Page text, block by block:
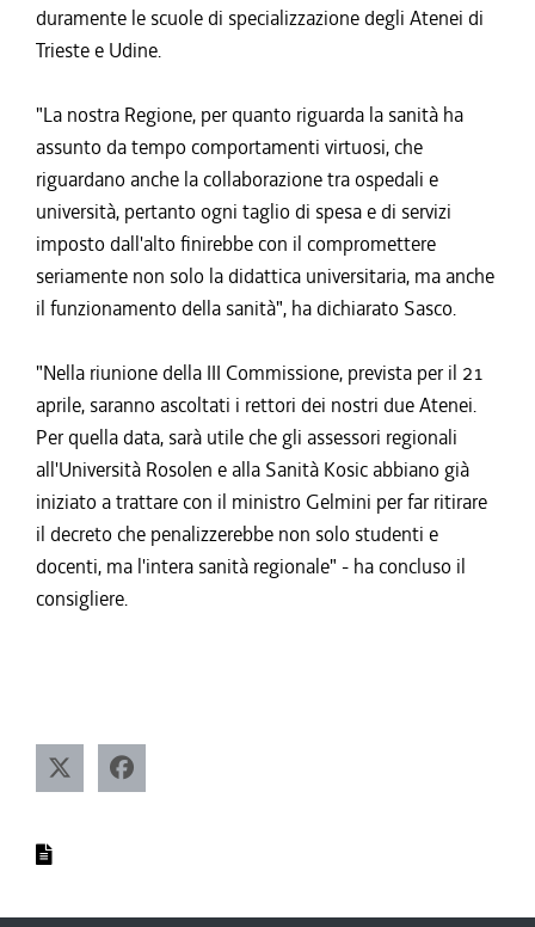
duramente le scuole di specializzazione degli Atenei di
Trieste e Udine.
"La nostra Regione, per quanto riguarda la sanità ha
assunto da tempo comportamenti virtuosi, che
riguardano anche la collaborazione tra ospedali e
università, pertanto ogni taglio di spesa e di servizi
imposto dall'alto finirebbe con il compromettere
seriamente non solo la didattica universitaria, ma anche
il funzionamento della sanità", ha dichiarato Sasco.
"Nella riunione della III Commissione, prevista per il 21
aprile, saranno ascoltati i rettori dei nostri due Atenei.
Per quella data, sarà utile che gli assessori regionali
all'Università Rosolen e alla Sanità Kosic abbiano già
iniziato a trattare con il ministro Gelmini per far ritirare
il decreto che penalizzerebbe non solo studenti e
docenti, ma l'intera sanità regionale" - ha concluso il
consigliere.